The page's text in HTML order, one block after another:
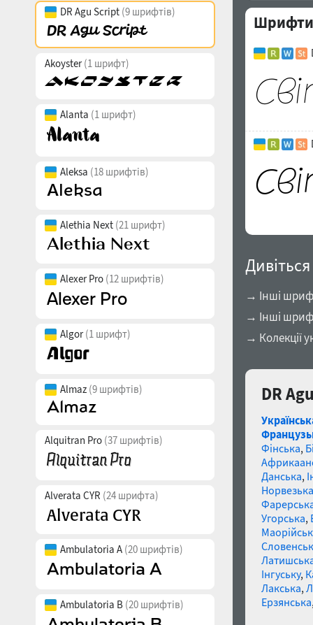
DR Agu Script (9 шрифтів)
Akoyster(1 шрифт)
Alanta (1 шрифт)
Aleksa (18 шрифтів)
Alethia Next (21 шрифт)
Alexer Pro (12 шрифтів)
Algor(1 шрифт)
Almaz (9 шрифтів)
Alquitran Pro (37 шрифтів)
Alverata CYR (24 шрифта)
Ambulatoria A (20 шрифтів)
Ambulatoria B (20 шрифтів)
Шрифти
→ Інші
→ Інші
→ Колекції
DR
Фінська,
Данська,
Норвезька
Угорська,
Інгуську,
Лакська,
Ерзянська